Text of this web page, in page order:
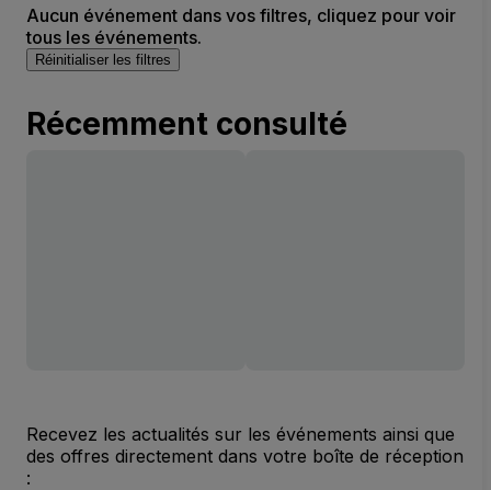
Aucun événement dans vos filtres, cliquez pour voir
tous les événements.
Réinitialiser les filtres
Récemment consulté
Recevez les actualités sur les événements ainsi que
des offres directement dans votre boîte de réception
: